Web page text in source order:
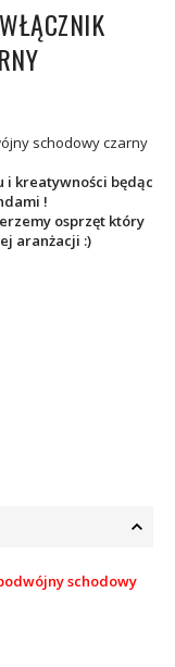
schodowy czarny
i kreatywności będąc
!
osprzęt który
aranżacji :)
schodowy